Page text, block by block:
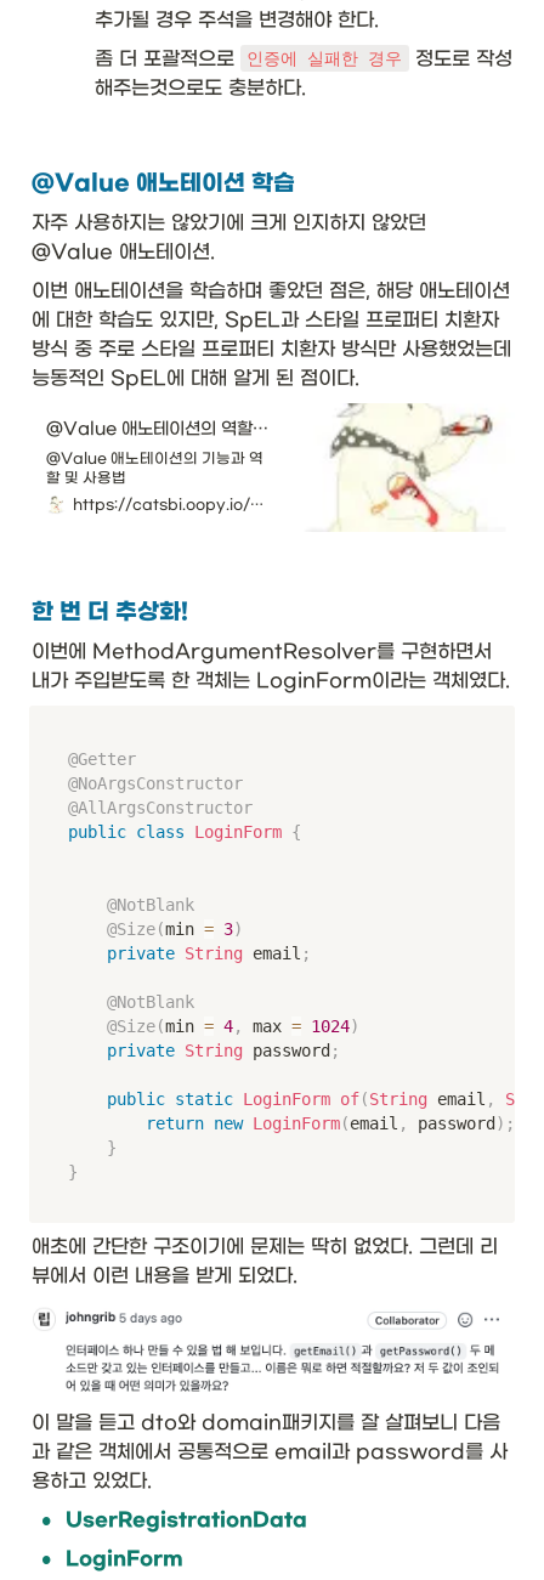
추가될 경우 주석을 변경해야 한다.
좀 더 포괄적으로
인증에 실패한 경우
정도로 작성
해주는것으로도 충분하다.
@Value 애노테이션 학습
자주 사용하지는 않았기에 크게 인지하지 않았던
@Value 애노테이션.
이번 애노테이션을 학습하며 좋았던 점은, 해당 애노테이션
에 대한 학습도 있지만, SpEL과 스타일 프로퍼티 치환자
방식 중 주로 스타일 프로퍼티 치환자 방식만 사용했었는데
능동적인 SpEL에 대해 알게 된 점이다.
@Value 애노테이션의 역할과 기능
@Value 애노테이션의 기능과 역
할 및 사용법
https://catsbi.oopy.io/379afd0c-d956-4133-b585-20d13d823c1a
한 번 더 추상화!
이번에 MethodArgumentResolver를 구현하면서
@Getter
@NoArgsConstructor
@AllArgsConstructor
public class LoginForm {
@NotBlank
@Size(min = 3)
private String email ;
@NotBlank
@Size(min = 4, max = 1024)
private String password ;
public static LoginForm of(String email ,
return new LoginForm(email , password ) ;
}
}
애초에 간단한 구조이기에 문제는 딱히 없었다. 그런데 리
뷰에서 이런 내용을 받게 되었다.
이 말을 듣고 dto와 domain패키지를 잘 살펴보니 다음
과 같은 객체에서 공통적으로 email과 password를 사
용하고 있었다.
• UserRegistrationData
• LoginForm